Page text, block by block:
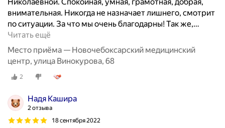
внимательная. Никогда не назначает лишнего, смотрит
по ситуации. За что мы очень благодарны! Так же,…
Читать ещё
Место приёма — Новочебоксарский медицинский
центр, улица Винокурова, 68
2
Надя Кашира
2 отзыва
18 сентября 2022